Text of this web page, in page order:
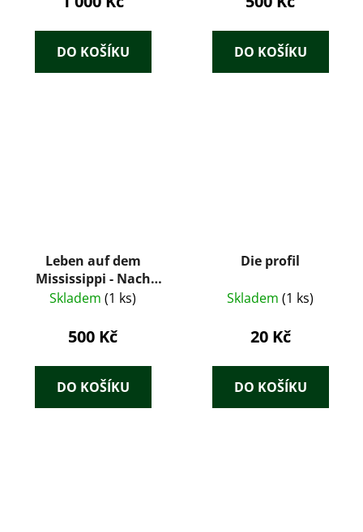
DO KOŠÍKU DO KOŠÍKU
Leben auf dem
Mississippi - Nach
dem fernen Westen
Skladem (1 ks)
500 Kč
DO KOŠÍKU
Die profil
Skladem (1 ks)
20 Kč
DO KOŠÍKU